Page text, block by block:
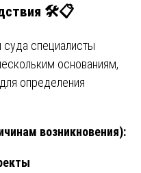
🛠️📋
специалисты
основаниям,
определения
возникновения):